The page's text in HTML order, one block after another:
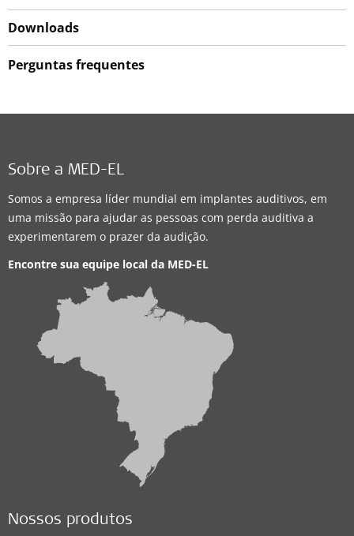
Downloads
Perguntas frequentes
Sobre a MED-EL
Somos a empresa líder mundial em implantes auditivos, em
uma missão para ajudar as pessoas com perda auditiva a
experimentarem o prazer da audição.
Encontre sua equipe local da MED-EL
Nossos produtos